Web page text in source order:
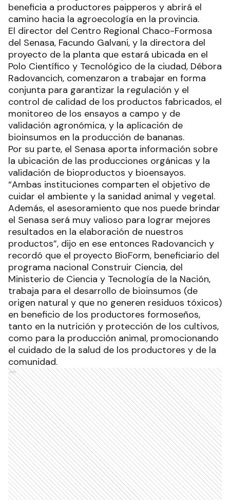
beneficia a productores paipperos y abrirá el
camino hacia la agroecología en la provincia.
El director del Centro Regional Chaco-Formosa
del Senasa, Facundo Galvani, y la directora del
proyecto de la planta que estará ubicada en el
Polo Científico y Tecnológico de la ciudad, Débora
Radovancich, comenzaron a trabajar en forma
conjunta para garantizar la regulación y el
control de calidad de los productos fabricados, el
monitoreo de los ensayos a campo y de
validación agronómica, y la aplicación de
bioinsumos en la producción de bananas.
Por su parte, el Senasa aporta información sobre
la ubicación de las producciones orgánicas y la
validación de bioproductos y bioensayos.
“Ambas instituciones comparten el objetivo de
cuidar el ambiente y la sanidad animal y vegetal.
Además, el asesoramiento que nos puede brindar
el Senasa será muy valioso para lograr mejores
resultados en la elaboración de nuestros
productos”, dijo en ese entonces Radovancich y
recordó que el proyecto BioForm, beneficiario del
programa nacional Construir Ciencia, del
Ministerio de Ciencia y Tecnología de la Nación,
trabaja para el desarrollo de bioinsumos (de
origen natural y que no generen residuos tóxicos)
en beneficio de los productores formoseños,
tanto en la nutrición y protección de los cultivos,
como para la producción animal, promocionando
el cuidado de la salud de los productores y de la
comunidad.
Ads